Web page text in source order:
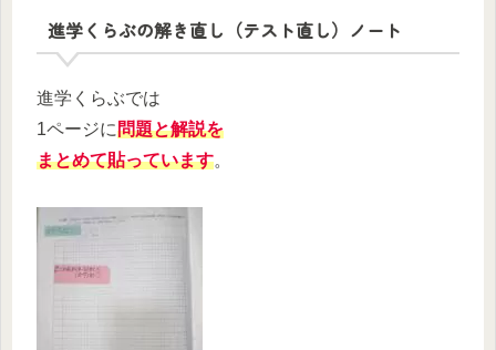
進学くらぶの解き直し（テスト直し）ノート
進学くらぶでは
1ページに問題と解説を
まとめて貼っています。